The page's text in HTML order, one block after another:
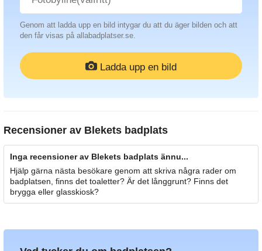
Genom att ladda upp en bild intygar du att du äger bilden och att
den får visas på allabadplatser.se.
Ladda upp en bild
Recensioner av Blekets badplats
Inga recensioner av Blekets badplats ännu...
Hjälp gärna nästa besökare genom att skriva några rader om
badplatsen, finns det toaletter? Är det långgrunt? Finns det
brygga eller glasskiosk?